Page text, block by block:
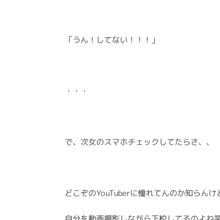
「うん！してない！！！」
・・・
で、次女のスマホチェックしてたらさ、、
どこぞのYouTuberに憧れてんのか知らんけ